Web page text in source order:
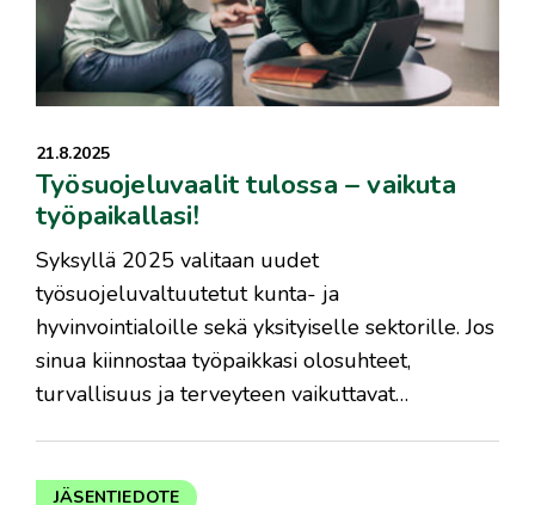
21.8.2025
Työsuojeluvaalit tulossa – vaikuta
työpaikallasi!
Syksyllä 2025 valitaan uudet
työsuojeluvaltuutetut kunta- ja
hyvinvointialoille sekä yksityiselle sektorille. Jos
sinua kiinnostaa työpaikkasi olosuhteet,
turvallisuus ja terveyteen vaikuttavat…
JÄSENTIEDOTE